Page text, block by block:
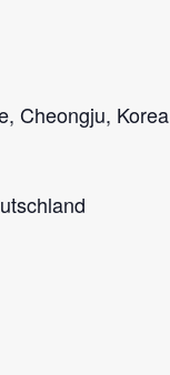
Cheongju, Korea